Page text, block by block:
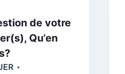
de votre
Qu’en